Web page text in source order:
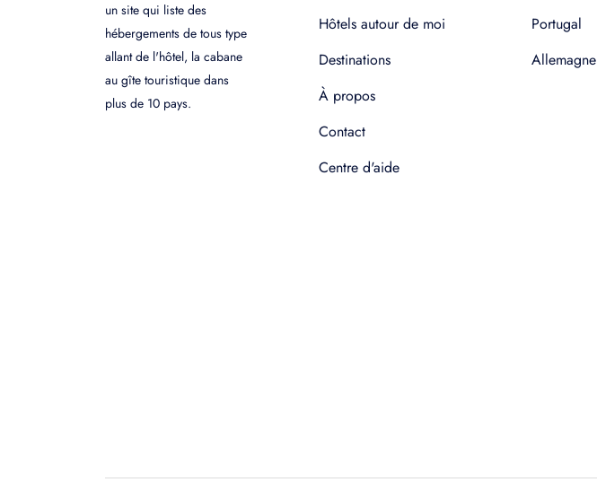
un site qui liste des
hébergements de tous type
allant de l'hôtel, la cabane
au gîte touristique dans
plus de 10 pays.
Hôtels autour de moi
Destinations
À propos
Contact
Centre d'aide
Portugal
Allemagne